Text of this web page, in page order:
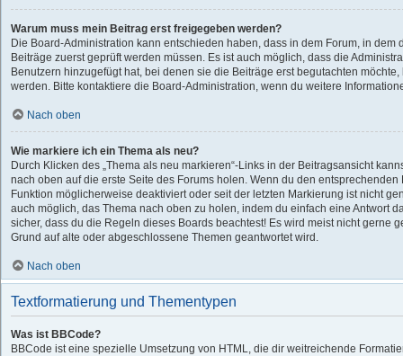
Warum muss mein Beitrag erst freigegeben werden?
Die Board-Administration kann entschieden haben, dass in dem Forum, in dem
Beiträge zuerst geprüft werden müssen. Es ist auch möglich, dass die
Benutzern hinzugefügt hat, bei denen sie die Beiträge erst begutachten
werden. Bitte kontaktiere die Board-Administration, wenn du weitere
Nach oben
Wie markiere ich ein Thema als neu?
Durch Klicken des „Thema als neu markieren“-Links in der Beitragsansicht
nach oben auf die erste Seite des Forums holen. Wenn du den
Funktion möglicherweise deaktiviert oder seit der letzten Markierung ist nicht
auch möglich, das Thema nach oben zu holen, indem du einfach eine Antwort
sicher, dass du die Regeln dieses Boards beachtest! Es wird meist nicht gerne
Grund auf alte oder abgeschlossene Themen geantwortet wird.
Nach oben
Textformatierung und Thementypen
Was ist BBCode?
BBCode ist eine spezielle Umsetzung von HTML, die dir weitreichende